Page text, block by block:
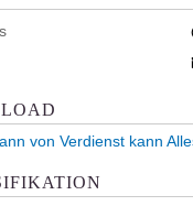
von Verdienst kann